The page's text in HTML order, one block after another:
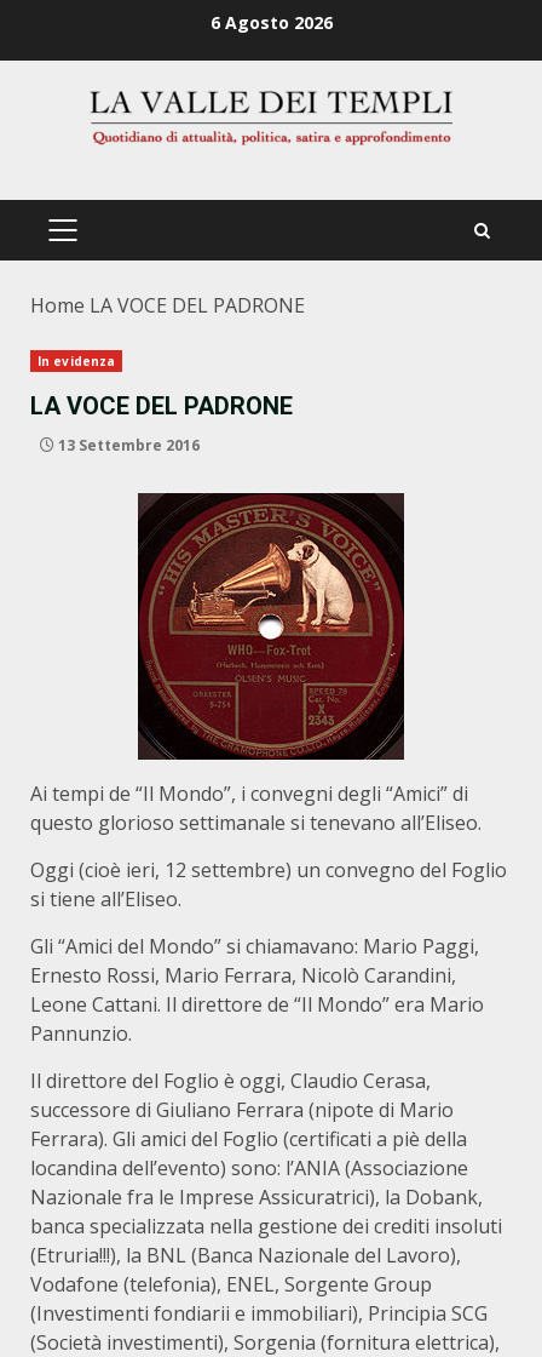
6 Agosto 2026
PRIMÄRES
Home LA VOCE DEL PADRONE
In evidenza
LA VOCE DEL PADRONE
13 Settembre 2016
Ai tempi de “Il Mondo”, i convegni degli “Amici” di
questo glorioso settimanale si tenevano all’Eliseo.
Oggi (cioè ieri, 12 settembre) un convegno del Foglio
si tiene all’Eliseo.
Gli “Amici del Mondo” si chiamavano: Mario Paggi,
Ernesto Rossi, Mario Ferrara, Nicolò Carandini,
Leone Cattani. Il direttore de “Il Mondo” era Mario
Pannunzio.
Il direttore del Foglio è oggi, Claudio Cerasa,
successore di Giuliano Ferrara (nipote di Mario
Ferrara). Gli amici del Foglio (certificati a piè della
locandina dell’evento) sono: l’ANIA (Associazione
Nazionale fra le Imprese Assicuratrici), la Dobank,
banca specializzata nella gestione dei crediti insoluti
(Etruria!!!), la BNL (Banca Nazionale del Lavoro),
Vodafone (telefonia), ENEL, Sorgente Group
(Investimenti fondiarii e immobiliari), Principia SCG
(Società investimenti), Sorgenia (fornitura elettrica),